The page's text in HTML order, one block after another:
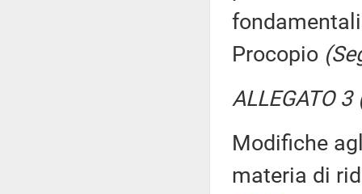
Procopio
ALLEGATO
Modifiche
materia di